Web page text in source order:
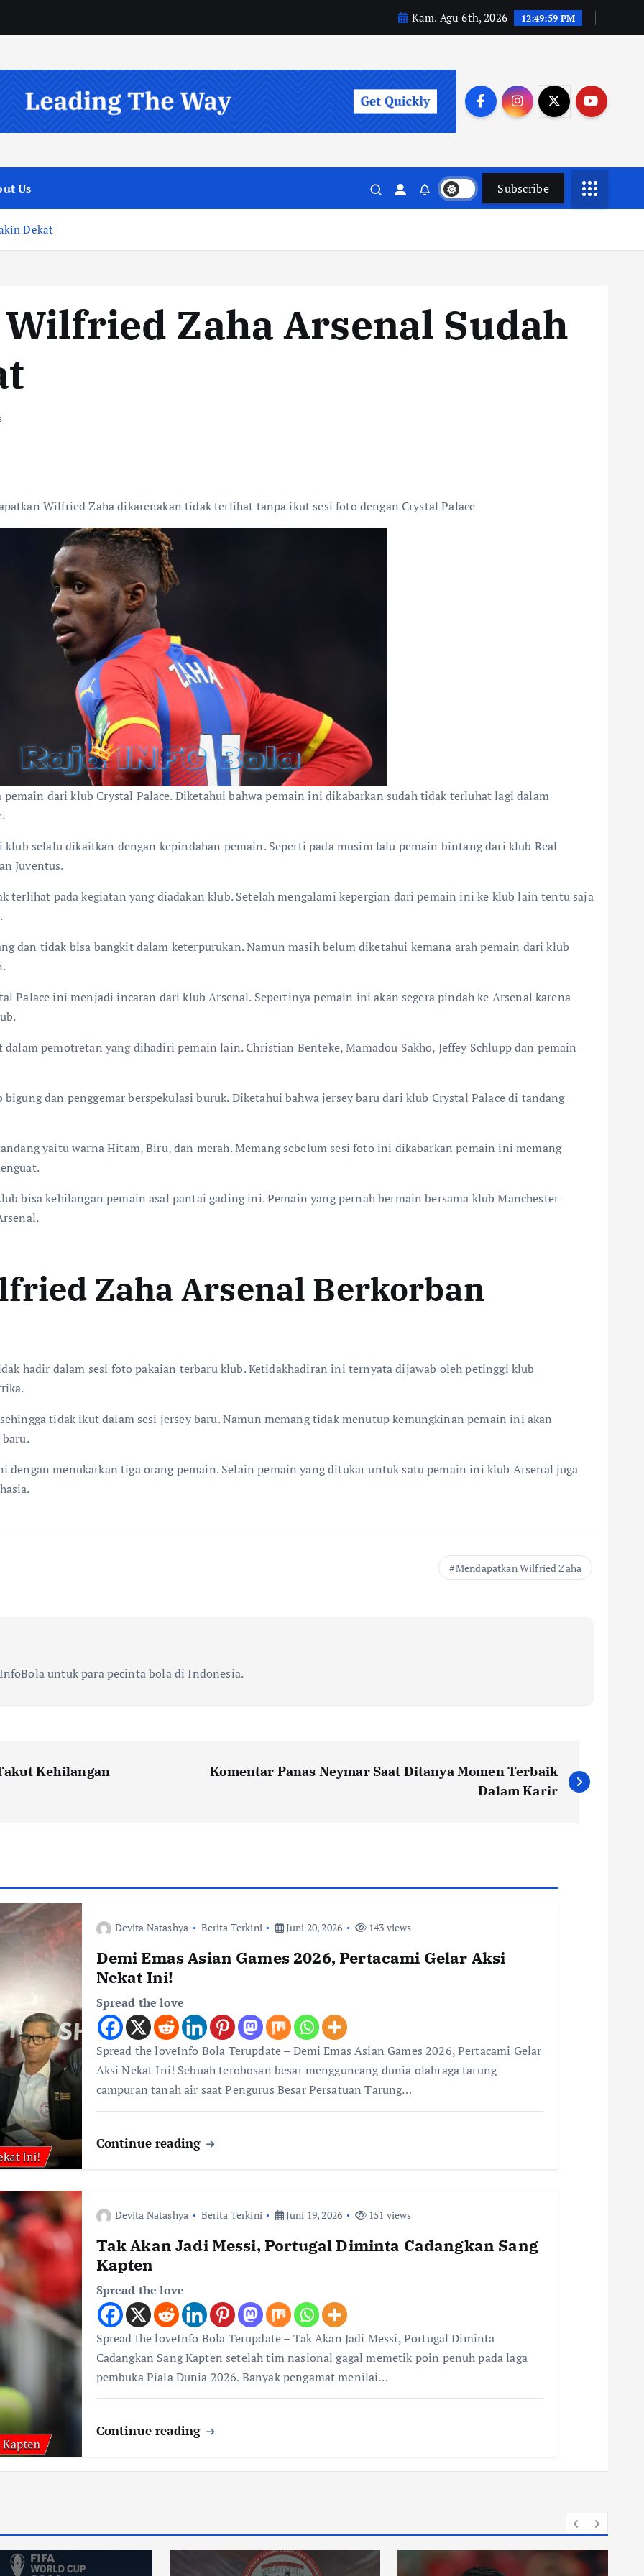
Kam. Agu 6th, 2026 12:50:00 PM
Us Subscribe
Dekat
Zaha Arsenal Sudah
Wilfried Zaha dikarenakan tidak terlihat tanpa ikut sesi foto dengan Crystal Palace
dari klub Crystal Palace. Diketahui bahwa pemain ini dikabarkan sudah tidak terluhat lagi dalam
selalu dikaitkan dengan kepindahan pemain. Seperti pada musim lalu pemain bintang dari klub Real
Juventus.
terlihat pada kegiatan yang diadakan klub. Setelah mengalami kepergian dari pemain ini ke klub lain tentu saja
dan tidak bisa bangkit dalam keterpurukan. Namun masih belum diketahui kemana arah pemain dari klub
Palace ini menjadi incaran dari klub Arsenal. Sepertinya pemain ini akan segera pindah ke Arsenal karena
pemotretan yang dihadiri pemain lain. Christian Benteke, Mamadou Sakho, Jeffey Schlupp dan pemain
dan penggemar berspekulasi buruk. Diketahui bahwa jersey baru dari klub Crystal Palace di tandang
yaitu warna Hitam, Biru, dan merah. Memang sebelum sesi foto ini dikabarkan pemain ini memang
bisa kehilangan pemain asal pantai gading ini. Pemain yang pernah bermain bersama klub Manchester
Zaha Arsenal Berkorban
hadir dalam sesi foto pakaian terbaru klub. Ketidakhadiran ini ternyata dijawab oleh petinggi klub
tidak ikut dalam sesi jersey baru. Namun memang tidak menutup kemungkinan pemain ini akan
menukarkan tiga orang pemain. Selain pemain yang ditukar untuk satu pemain ini klub Arsenal juga
Mendapatkan Wilfried Zaha
untuk para pecinta bola di Indonesia.
Kehilangan
Komentar Panas Neymar Saat Ditanya Momen Terbaik
Dalam Karir
Devita Natashya Berita Terkini Juni 20, 2026 143 views
Demi Emas Asian Games 2026, Pertacami Gelar Aksi
Nekat Ini!
Spread the love
Spread the loveInfo Bola Terupdate – Demi Emas Asian Games 2026, Pertacami Gelar
Aksi Nekat Ini! Sebuah terobosan besar mengguncang dunia olahraga tarung
campuran tanah air saat Pengurus Besar Persatuan Tarung…
Continue reading
Devita Natashya Berita Terkini Juni 19, 2026 151 views
Tak Akan Jadi Messi, Portugal Diminta Cadangkan Sang
Kapten
Spread the love
Spread the loveInfo Bola Terupdate – Tak Akan Jadi Messi, Portugal Diminta
Cadangkan Sang Kapten setelah tim nasional gagal memetik poin penuh pada laga
pembuka Piala Dunia 2026. Banyak pengamat menilai…
Continue reading